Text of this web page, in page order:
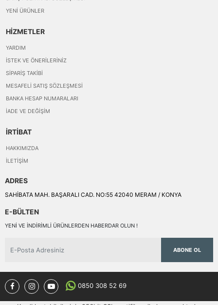
YENI ÜRÜNLER
HİZMETLER
YARDIM
İSTEK VE ÖNERILERINIZ
SIPARIŞ TAKIBI
MESAFELI SATIŞ SÖZLEŞMESI
BANKA HESAP NUMARALARI
İADE VE DEĞIŞIM
İRTİBAT
HAKKIMIZDA
İLETIŞIM
ADRES
SAHİBATA MAH. BAŞARALI CAD. NO:55 42040 MERAM / KONYA
E-BÜLTEN
YENI VE INDIRIMLI ÜRÜNLERDEN HABERDAR OLUN !
ABONE OL
0850 308 52 69